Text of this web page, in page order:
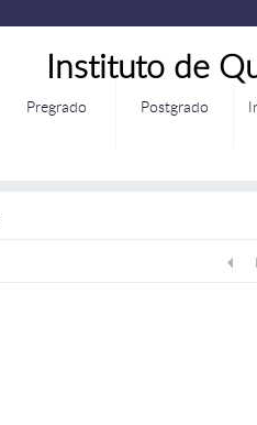
Instituto de
Pregrado Postgrado